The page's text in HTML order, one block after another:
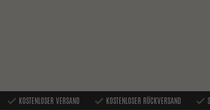
KOSTENLOSER VERSAND KOSTENLOSER RÜCKVERSAND